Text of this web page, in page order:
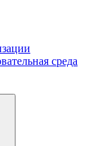
среда